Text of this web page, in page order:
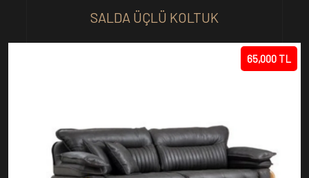
SALDA ÜÇLÜ KOLTUK
65,000 TL